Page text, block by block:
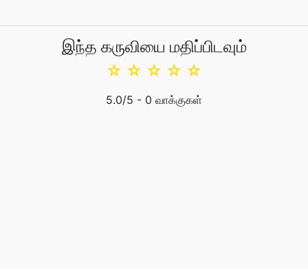
இந்த கருவியை மதிப்பிடவும்
☆
☆
☆
☆
☆
5.0/5 - 0 வாக்குகள்